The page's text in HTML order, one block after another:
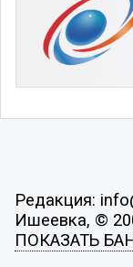
Редакция:
Ишеевка, ©
ПОКАЗАТЬ